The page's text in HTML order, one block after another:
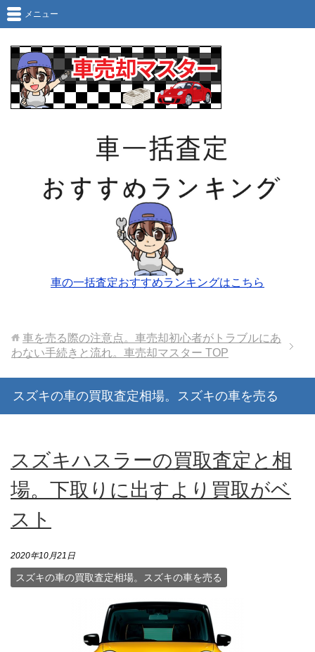
車の一括査定おすすめランキングはこちら
メニュー
車を売る際の注意点。車売却初心者がトラブルにあ
わない手続きと流れ。車売却マスター TOP
スズキの車の買取査定相場。スズキの車を売る
スズキハスラーの買取査定と相
場。下取りに出すより買取がベ
スト
2020年10月21日
スズキの車の買取査定相場。スズキの車を売る